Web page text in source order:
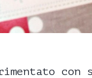
con